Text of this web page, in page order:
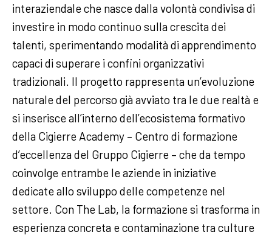
interaziendale che nasce dalla volontà condivisa di
investire in modo continuo sulla crescita dei
talenti, sperimentando modalità di apprendimento
capaci di superare i confini organizzativi
tradizionali. Il progetto rappresenta un’evoluzione
naturale del percorso già avviato tra le due realtà e
si inserisce all’interno dell’ecosistema formativo
della Cigierre Academy – Centro di formazione
d’eccellenza del Gruppo Cigierre – che da tempo
coinvolge entrambe le aziende in iniziative
dedicate allo sviluppo delle competenze nel
settore. Con The Lab, la formazione si trasforma in
esperienza concreta e contaminazione tra culture